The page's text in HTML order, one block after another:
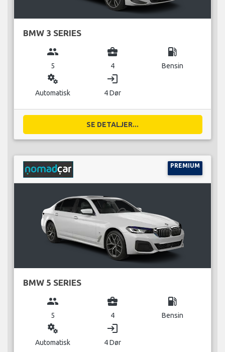
BMW 3 SERIES
group
5
business_center
4
local_gas_station
Bensin
miscellaneous_services
Automatisk
login
4 Dør
SE DETALJER...
PREMIUM
BMW 5 SERIES
group
5
business_center
4
local_gas_station
Bensin
miscellaneous_services
Automatisk
login
4 Dør